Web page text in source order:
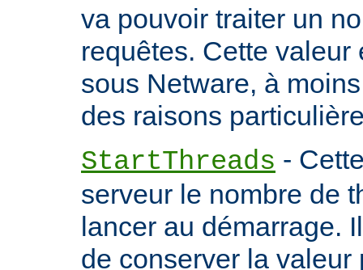
va pouvoir traiter un
requêtes. Cette valeur
sous Netware, à
des raisons
StartThreads -
serveur le nombre de
lancer au démarrage.
de conserver la valeur